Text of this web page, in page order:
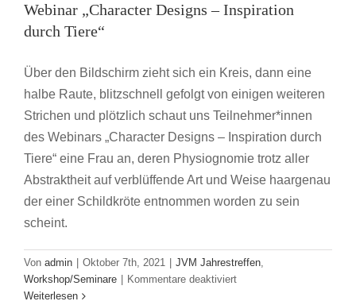
Webinar „Character Designs – Inspiration
durch Tiere“
Über den Bildschirm zieht sich ein Kreis, dann eine
halbe Raute, blitzschnell gefolgt von einigen weiteren
Strichen und plötzlich schaut uns Teilnehmer*innen
des Webinars „Character Designs – Inspiration durch
Tiere“ eine Frau an, deren Physiognomie trotz aller
Abstraktheit auf verblüffende Art und Weise haargenau
der einer Schildkröte entnommen worden zu sein
scheint.
Von admin Oktober 7th, 2021 JVM Jahrestreffen,
Workshop/Seminare
Kommentare deaktiviertfür
Weiterlesen